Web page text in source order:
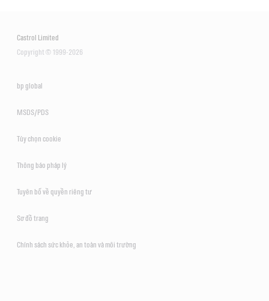
Castrol Limited
Copyright © 1999-2026
bp global
MSDS/PDS
Tùy chọn cookie
Thông báo pháp lý
Tuyên bố về quyền riêng tư
Sơ đồ trang
Chính sách sức khỏe, an toàn và môi trường